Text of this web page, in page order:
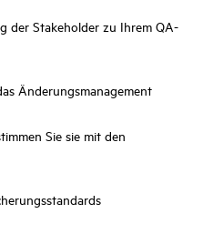
der Stakeholder zu Ihrem QA-
Änderungsmanagement
Sie sie mit den